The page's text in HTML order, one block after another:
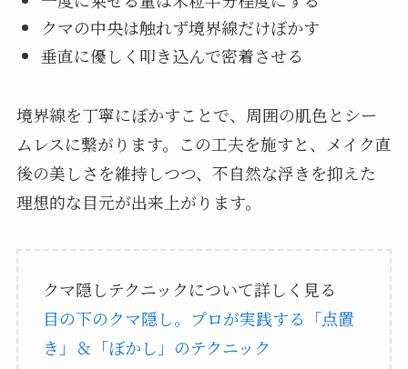
クマの中央は触れず境界線だけぼかす
垂直に優しく叩き込んで密着させる
境界線を丁寧にぼかすことで、周囲の肌色とシー
ムレスに繋がります。この工夫を施すと、メイク直
後の美しさを維持しつつ、不自然な浮きを抑えた
理想的な目元が出来上がります。
クマ隠しテクニックについて詳しく見る
目の下のクマ隠し。プロが実践する「点置
き」＆「ぼかし」のテクニック